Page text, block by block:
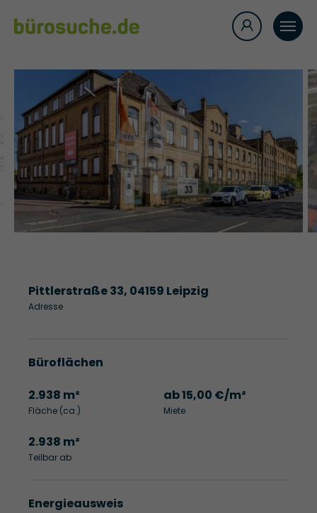
Pittlerstraße 33, 04159 Leipzig
Adresse
Büroflächen
2.938 m²
Fläche (ca.)
ab 15,00 €/m²
Miete
2.938 m²
Teilbar ab
Energieausweis